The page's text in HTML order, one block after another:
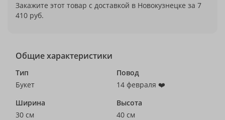
Закажите этот товар с доставкой в Новокузнецке за 7
410 руб.
Общие характеристики
Тип
Букет
Повод
14 февраля ❤️
Ширина
30 см
Высота
40 см